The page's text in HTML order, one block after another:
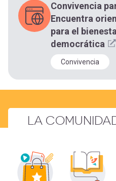
Convivencia
Encuentra
para el
democrática
Convivencia
LA